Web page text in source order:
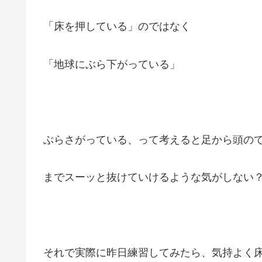
「床を押している」のではなく
「地球にぶら下がっている」
ぶらさがっている、って考えると足から頭の
までスーッと抜けていけるような気がしない？
それで実際に昨日練習してみたら、気持よく